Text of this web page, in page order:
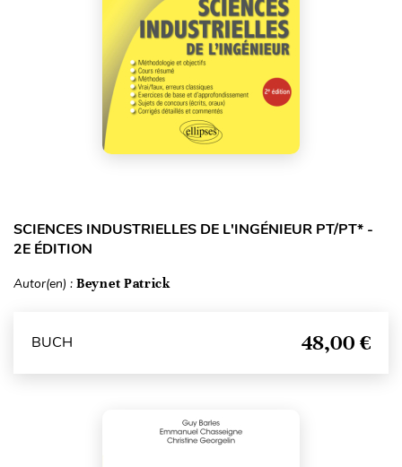
SCIENCES INDUSTRIELLES DE L'INGÉNIEUR PT/PT* -
2E ÉDITION
Autor(en) : Beynet Patrick
BUCH 48,00 €